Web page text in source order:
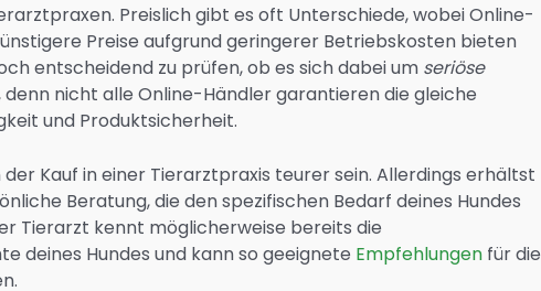
Preislich gibt es oft Unterschiede, wobei Online-
Preise aufgrund geringerer Betriebskosten bieten
entscheidend zu prüfen, ob es sich dabei um seriöse
nicht alle Online-Händler garantieren die gleiche
und Produktsicherheit.
der Kauf in einer Tierarztpraxis teurer sein. Allerdings erhältst
Beratung, die den spezifischen Bedarf deines Hundes
Tierarzt kennt möglicherweise bereits die
deines Hundes und kann so geeignete Empfehlungenfür die